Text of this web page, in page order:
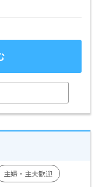
主婦・主夫歓迎